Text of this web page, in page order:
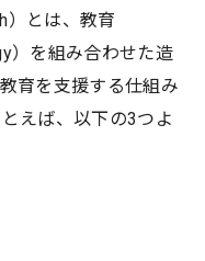
）とは、教育
）を組み合わせた造
育を支援する仕組み
えば、以下の3つよ